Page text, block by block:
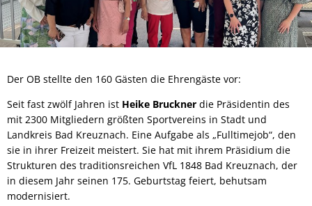
Der OB stellte den 160 Gästen die Ehrengäste vor:
Seit fast zwölf Jahren ist Heike Bruckner die Präsidentin des
mit 2300 Mitgliedern größten Sportvereins in Stadt und
Landkreis Bad Kreuznach. Eine Aufgabe als „Fulltimejob“, den
sie in ihrer Freizeit meistert. Sie hat mit ihrem Präsidium die
Strukturen des traditionsreichen VfL 1848 Bad Kreuznach, der
in diesem Jahr seinen 175. Geburtstag feiert, behutsam
modernisiert.